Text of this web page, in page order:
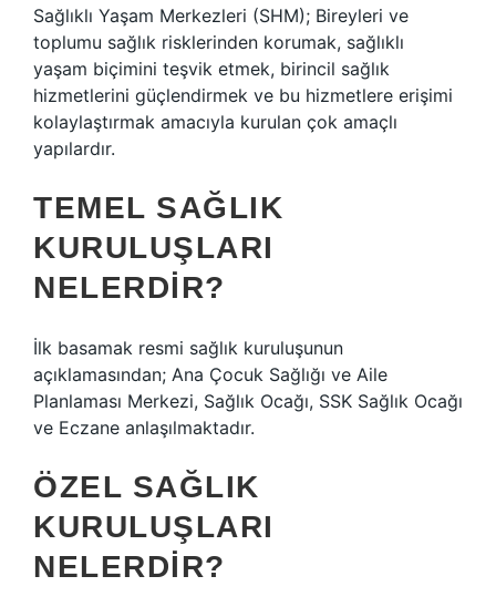
Sağlıklı Yaşam Merkezleri (SHM); Bireyleri ve
toplumu sağlık risklerinden korumak, sağlıklı
yaşam biçimini teşvik etmek, birincil sağlık
hizmetlerini güçlendirmek ve bu hizmetlere erişimi
kolaylaştırmak amacıyla kurulan çok amaçlı
yapılardır.
TEMEL SAĞLIK
KURULUŞLARI
NELERDIR?
İlk basamak resmi sağlık kuruluşunun
açıklamasından; Ana Çocuk Sağlığı ve Aile
Planlaması Merkezi, Sağlık Ocağı, SSK Sağlık Ocağı
ve Eczane anlaşılmaktadır.
ÖZEL SAĞLIK
KURULUŞLARI
NELERDIR?